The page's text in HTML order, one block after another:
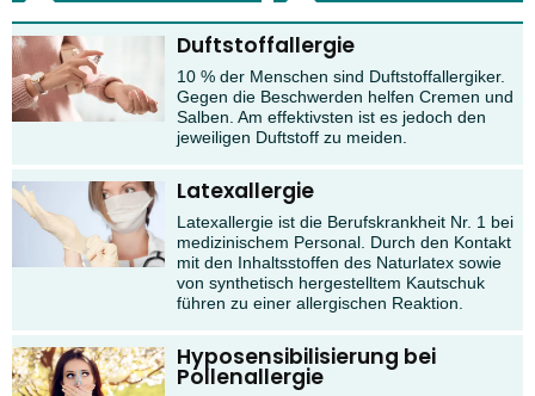
Duftstoffallergie
10 % der Menschen sind Duftstoffallergiker.
Gegen die Beschwerden helfen Cremen und
Salben. Am effektivsten ist es jedoch den
jeweiligen Duftstoff zu meiden.
Latexallergie
Latexallergie ist die Berufskrankheit Nr. 1 bei
medizinischem Personal. Durch den Kontakt
mit den Inhaltsstoffen des Naturlatex sowie
von synthetisch hergestelltem Kautschuk
führen zu einer allergischen Reaktion.
Hyposensibilisierung bei
Pollenallergie